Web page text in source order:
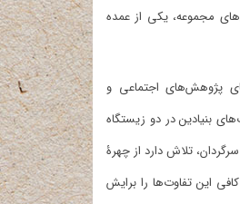
مجموعه، یکی از عمده
پژوهش‌های اجتماعی و
بنیادین در دو زیستگاه
تلاش دارد از چهرۀ
این تفاوت‌ها را برایش